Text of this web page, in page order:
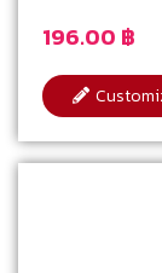
196.00 ฿